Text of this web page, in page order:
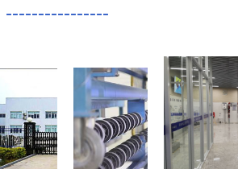
----------------